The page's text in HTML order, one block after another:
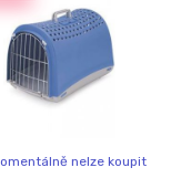
nelze koupit